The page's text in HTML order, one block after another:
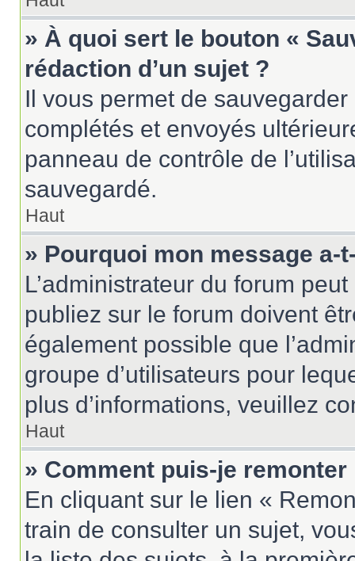
» À quoi sert le bouton «
rédaction d’un sujet ?
Il vous permet de
complétés et envoyés
panneau de contrôle de
sauvegardé.
Haut
» Pourquoi mon message a-
L’administrateur du forum
publiez sur le forum doivent
également possible que
groupe d’utilisateurs pour
plus d’informations, veuillez
Haut
» Comment puis-je
En cliquant sur le lien «
train de consulter un sujet,